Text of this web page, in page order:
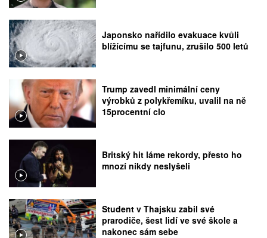
Japonsko nařídilo evakuace kvůli
blížícímu se tajfunu, zrušilo 500 letů
Trump zavedl minimální ceny
výrobků z polykřemíku, uvalil na ně
15procentní clo
Britský hit láme rekordy, přesto ho
mnozí nikdy neslyšeli
Student v Thajsku zabil své
prarodiče, šest lidí ve své škole a
nakonec sám sebe